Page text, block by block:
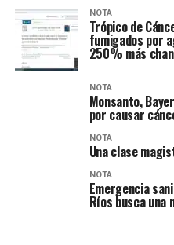
NOTA
Trópico de
fumigados por
250% más
NOTA
Monsanto,
por causar
NOTA
Una clase
NOTA
Emergencia
Ríos busca una